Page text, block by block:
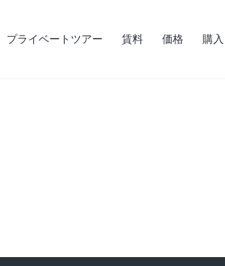
プライベートツアー 賃料 価格 購入